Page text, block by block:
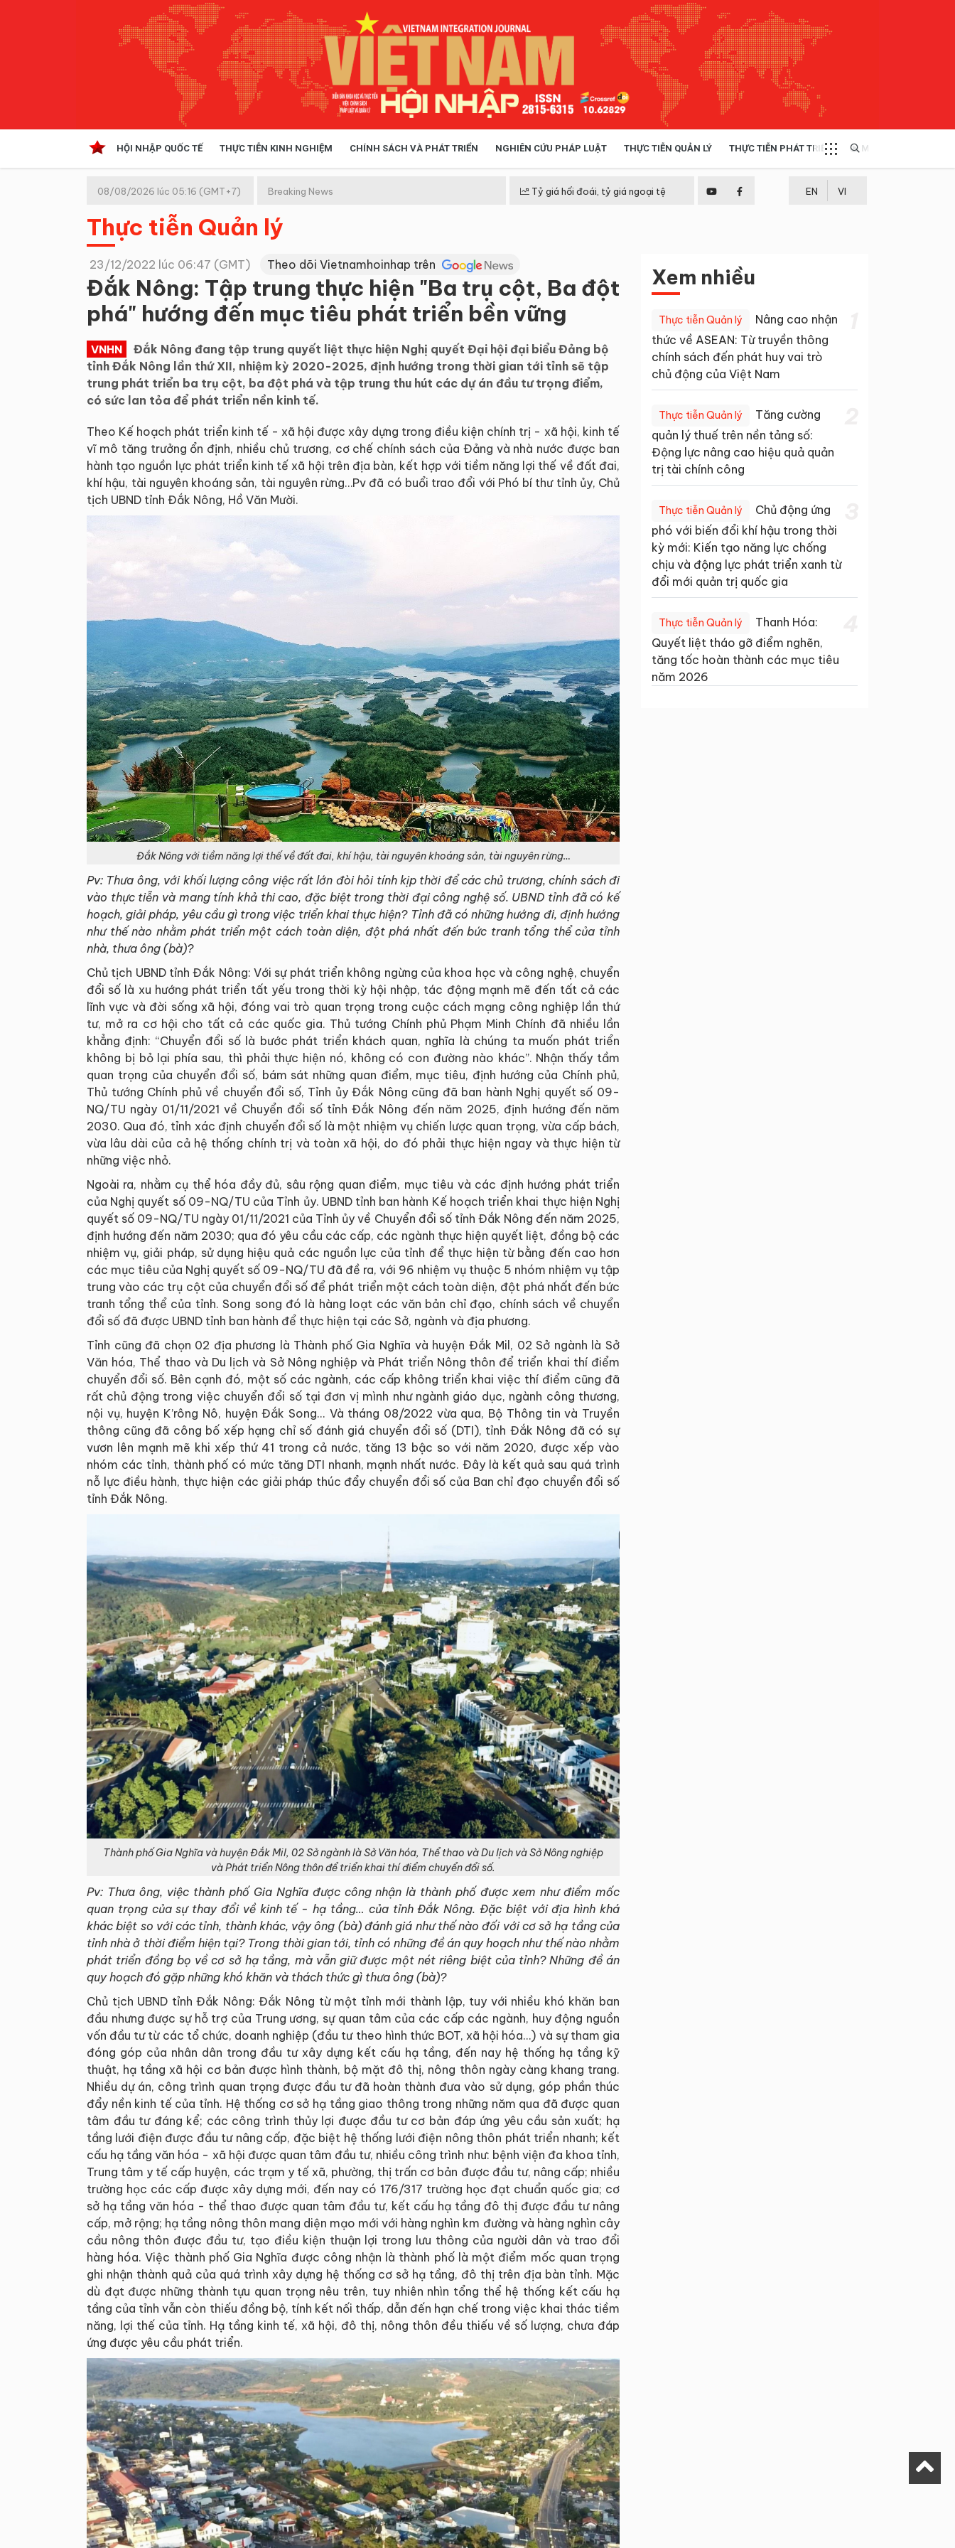
HỘI NHẬP QUỐC TẾ THỰC TIỄN KINH NGHIỆM CHÍNH SÁCH VÀ PHÁT TRIỂN NGHIÊN CỨU PHÁP LUẬT THỰC TIỄN QUẢN LÝ THỰC TIỄN PHÁT TRIỂN MULTIMEDIA
Kinh tế hội nhập
Doanh nghiệp
08/08/2026 lúc 05:16 (GMT+7) Breaking News Tỷ giá hối đoái, tỷ giá ngoại tệ EN VI
Thực tiễn Quản lý
23/12/2022 lúc 06:47 (GMT) Theo dõi Vietnamhoinhap trên
Đắk Nông: Tập trung thực hiện "Ba trụ cột, Ba đột
phá" hướng đến mục tiêu phát triển bền vững
VNHN
Đắk Nông đang tập trung quyết liệt thực hiện Nghị quyết Đại hội đại biểu Đảng bộ
tỉnh Đắk Nông lần thứ XII, nhiệm kỳ 2020-2025, định hướng trong thời gian tới tỉnh sẽ tập
trung phát triển ba trụ cột, ba đột phá và tập trung thu hút các dự án đầu tư trọng điểm,
có sức lan tỏa để phát triển nền kinh tế.
Theo Kế hoạch phát triển kinh tế - xã hội được xây dựng trong điều kiện chính trị - xã hội, kinh tế
vĩ mô tăng trưởng ổn định, nhiều chủ trương, cơ chế chính sách của Đảng và nhà nước được ban
hành tạo nguồn lực phát triển kinh tế xã hội trên địa bàn, kết hợp với tiềm năng lợi thế về đất đai,
khí hậu, tài nguyên khoáng sản, tài nguyên rừng…Pv đã có buổi trao đổi với Phó bí thư tỉnh ủy, Chủ
tịch UBND tỉnh Đắk Nông, Hồ Văn Mười.
Đắk Nông với tiềm năng lợi thế về đất đai, khí hậu, tài nguyên khoáng sản, tài nguyên rừng…
Pv: Thưa ông, với khối lượng công việc rất lớn đòi hỏi tính kịp thời để các chủ trương, chính sách đi
vào thực tiễn và mang tính khả thi cao, đặc biệt trong thời đại công nghệ số. UBND tỉnh đã có kế
hoạch, giải pháp, yêu cầu gì trong việc triển khai thực hiện? Tỉnh đã có những hướng đi, định hướng
như thế nào nhằm phát triển một cách toàn diện, đột phá nhất đến bức tranh tổng thể của tỉnh
nhà, thưa ông (bà)?
Chủ tịch UBND tỉnh Đắk Nông: Với sự phát triển không ngừng của khoa học và công nghệ, chuyển
đổi số là xu hướng phát triển tất yếu trong thời kỳ hội nhập, tác động mạnh mẽ đến tất cả các
lĩnh vực và đời sống xã hội, đóng vai trò quan trọng trong cuộc cách mạng công nghiệp lần thứ
tư, mở ra cơ hội cho tất cả các quốc gia. Thủ tướng Chính phủ Phạm Minh Chính đã nhiều lần
khẳng định: “Chuyển đổi số là bước phát triển khách quan, nghĩa là chúng ta muốn phát triển
không bị bỏ lại phía sau, thì phải thực hiện nó, không có con đường nào khác”. Nhận thấy tầm
quan trọng của chuyển đổi số, bám sát những quan điểm, mục tiêu, định hướng của Chính phủ,
Thủ tướng Chính phủ về chuyển đổi số, Tỉnh ủy Đắk Nông cũng đã ban hành Nghị quyết số 09-
NQ/TU ngày 01/11/2021 về Chuyển đổi số tỉnh Đắk Nông đến năm 2025, định hướng đến năm
2030. Qua đó, tỉnh xác định chuyển đổi số là một nhiệm vụ chiến lược quan trọng, vừa cấp bách,
vừa lâu dài của cả hệ thống chính trị và toàn xã hội, do đó phải thực hiện ngay và thực hiện từ
những việc nhỏ.
Ngoài ra, nhằm cụ thể hóa đầy đủ, sâu rộng quan điểm, mục tiêu và các định hướng phát triển
của Nghị quyết số 09-NQ/TU của Tỉnh ủy. UBND tỉnh ban hành Kế hoạch triển khai thực hiện Nghị
quyết số 09-NQ/TU ngày 01/11/2021 của Tỉnh ủy về Chuyển đổi số tỉnh Đắk Nông đến năm 2025,
định hướng đến năm 2030; qua đó yêu cầu các cấp, các ngành thực hiện quyết liệt, đồng bộ các
nhiệm vụ, giải pháp, sử dụng hiệu quả các nguồn lực của tỉnh để thực hiện từ bằng đến cao hơn
các mục tiêu của Nghị quyết số 09-NQ/TU đã đề ra, với 96 nhiệm vụ thuộc 5 nhóm nhiệm vụ tập
trung vào các trụ cột của chuyển đổi số để phát triển một cách toàn diện, đột phá nhất đến bức
tranh tổng thể của tỉnh. Song song đó là hàng loạt các văn bản chỉ đạo, chính sách về chuyển
đổi số đã được UBND tỉnh ban hành để thực hiện tại các Sở, ngành và địa phương.
Tỉnh cũng đã chọn 02 địa phương là Thành phố Gia Nghĩa và huyện Đắk Mil, 02 Sở ngành là Sở
Văn hóa, Thể thao và Du lịch và Sở Nông nghiệp và Phát triển Nông thôn để triển khai thí điểm
chuyển đổi số. Bên cạnh đó, một số các ngành, các cấp không triển khai việc thí điểm cũng đã
rất chủ động trong việc chuyển đổi số tại đơn vị mình như ngành giáo dục, ngành công thương,
nội vụ, huyện K’rông Nô, huyện Đắk Song... Và tháng 08/2022 vừa qua, Bộ Thông tin và Truyền
thông cũng đã công bố xếp hạng chỉ số đánh giá chuyển đổi số (DTI), tỉnh Đắk Nông đã có sự
vươn lên mạnh mẽ khi xếp thứ 41 trong cả nước, tăng 13 bậc so với năm 2020, được xếp vào
nhóm các tỉnh, thành phố có mức tăng DTI nhanh, mạnh nhất nước. Đây là kết quả sau quá trình
nỗ lực điều hành, thực hiện các giải pháp thúc đẩy chuyển đổi số của Ban chỉ đạo chuyển đổi số
tỉnh Đắk Nông.
Thành phố Gia Nghĩa và huyện Đắk Mil, 02 Sở ngành là Sở Văn hóa, Thể thao và Du lịch và Sở Nông nghiệp
và Phát triển Nông thôn để triển khai thí điểm chuyển đổi số.
Pv: Thưa ông, việc thành phố Gia Nghĩa được công nhận là thành phố được xem như điểm mốc
quan trọng của sự thay đổi về kinh tế - hạ tầng… của tỉnh Đắk Nông. Đặc biệt với địa hình khá
khác biệt so với các tỉnh, thành khác, vậy ông (bà) đánh giá như thế nào đối với cơ sở hạ tầng của
tỉnh nhà ở thời điểm hiện tại? Trong thời gian tới, tỉnh có những đề án quy hoạch như thế nào nhằm
phát triển đồng bọ về cơ sở hạ tầng, mà vẫn giữ được một nét riêng biệt của tỉnh? Những đề án
quy hoạch đó gặp những khó khăn và thách thức gì thưa ông (bà)?
Chủ tịch UBND tỉnh Đắk Nông: Đắk Nông từ một tỉnh mới thành lập, tuy với nhiều khó khăn ban
đầu nhưng được sự hỗ trợ của Trung ương, sự quan tâm của các cấp các ngành, huy động nguồn
vốn đầu tư từ các tổ chức, doanh nghiệp (đầu tư theo hình thức BOT, xã hội hóa…) và sự tham gia
đóng góp của nhân dân trong đầu tư xây dựng kết cấu hạ tầng, đến nay hệ thống hạ tầng kỹ
thuật, hạ tầng xã hội cơ bản được hình thành, bộ mặt đô thị, nông thôn ngày càng khang trang.
Nhiều dự án, công trình quan trọng được đầu tư đã hoàn thành đưa vào sử dụng, góp phần thúc
đẩy nền kinh tế của tỉnh. Hệ thống cơ sở hạ tầng giao thông trong những năm qua đã được quan
tâm đầu tư đáng kể; các công trình thủy lợi được đầu tư cơ bản đáp ứng yêu cầu sản xuất; hạ
tầng lưới điện được đầu tư nâng cấp, đặc biệt hệ thống lưới điện nông thôn phát triển nhanh; kết
cấu hạ tầng văn hóa - xã hội được quan tâm đầu tư, nhiều công trình như: bệnh viện đa khoa tỉnh,
Trung tâm y tế cấp huyện, các trạm y tế xã, phường, thị trấn cơ bản được đầu tư, nâng cấp; nhiều
trường học các cấp được xây dựng mới, đến nay có 176/317 trường học đạt chuẩn quốc gia; cơ
sở hạ tầng văn hóa - thể thao được quan tâm đầu tư, kết cấu hạ tầng đô thị được đầu tư nâng
cấp, mở rộng; hạ tầng nông thôn mang diện mạo mới với hàng nghìn km đường và hàng nghìn cây
cầu nông thôn được đầu tư, tạo điều kiện thuận lợi trong lưu thông của người dân và trao đổi
hàng hóa. Việc thành phố Gia Nghĩa được công nhận là thành phố là một điểm mốc quan trọng
ghi nhận thành quả của quá trình xây dựng hệ thống cơ sở hạ tầng, đô thị trên địa bàn tỉnh. Mặc
dù đạt được những thành tựu quan trọng nêu trên, tuy nhiên nhìn tổng thể hệ thống kết cấu hạ
tầng của tỉnh vẫn còn thiếu đồng bộ, tính kết nối thấp, dẫn đến hạn chế trong việc khai thác tiềm
năng, lợi thế của tỉnh. Hạ tầng kinh tế, xã hội, đô thị, nông thôn đều thiếu về số lượng, chưa đáp
ứng được yêu cầu phát triển.
Xem nhiều
Thực tiễn Quản lý
Nâng cao nhận
thức về ASEAN: Từ truyền thông
chính sách đến phát huy vai trò
chủ động của Việt Nam
Thực tiễn Quản lý
Tăng cường
quản lý thuế trên nền tảng số:
Động lực nâng cao hiệu quả quản
trị tài chính công
Thực tiễn Quản lý
Chủ động ứng
phó với biến đổi khí hậu trong thời
kỳ mới: Kiến tạo năng lực chống
chịu và động lực phát triển xanh từ
đổi mới quản trị quốc gia
Thực tiễn Quản lý
Thanh Hóa:
Quyết liệt tháo gỡ điểm nghẽn,
tăng tốc hoàn thành các mục tiêu
năm 2026